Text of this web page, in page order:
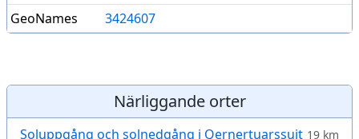
GeoNames
3424607
Närliggande orter
Soluppgång och solnedgång i Qernertuarssuit 19 km